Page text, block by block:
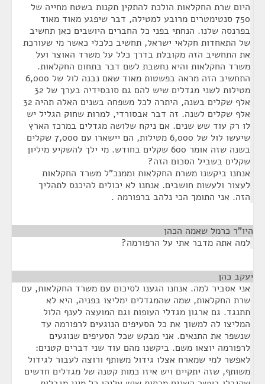
היום שרת החקלאות הולכת להתקין תקנות בשטח מחייה של
750 סנטימטרים מרובע למטילה, דבר שיפגע מאוד מאוד
בפרנסה שלנו. הנחתי בפני כל החברים היושבים כאן תחשיב
של התאחדות חקלאי ישראל, תחשיב כלכלי כאשר מי שעורכת
את התחשיב הזה מקובלת בדרך כלל על משרד האוצר ועל
משרד החקלאות והיא נחשבת לשם דבר בתחום החקלאות.
התחשיב הזה מראה בפשטות מאוד שאם נבנה לול של 6,000
מטילות לשני מגדלים שיש להם גם סובסידיה בערך של 32
אלף שקלים בשנה, היתרה לכל משפחה בשנים האלה תהיה 32
אלף שקלים לשנה. זה דבר אבסורדי, למרות שחוק הגליל יש
לו רק עוד שש שנים. אם ניקח שלושה מגדלים במרכז הארץ
שיעשו לול של 6,000 מטילות, הם יישארו עם 7,000 שקלים
בשנה שזה אומר 600 שקלים בחודש. מי ילך להשקיע מיליון
שקלים בשביל הסכום הזה?
אנחנו ביקשנו משרת החקלאות וממנכ"ל משרד החקלאות
לעצור ולעשות חושבים. אנחנו לא יכולים להיכנס לתהליך
הזה. אני התומך הכי נלהב ברפורמה .
היו"ר כרמל שאמה הכהן
למה אתה מדבר אתי על הרפורמה?
יעקב כהן
אני אסביר למה. אנחנו הגענו לסיכום עם משרד החקלאות, עם
שרת החקלאות, שמה שהמגדלים ימליצו בפניה, היא לא
תתנגד. גם ארגון מגדלי העופות וגם המועצה לענף הלול
המליצו לה למשוך את כל הסעיפים הנוגעים לרפורמה עד
שנשפר את התנאים. אני מבקש שכל הסעיפים שנוגעים
לרפורמה יוצאו משם. ביקשנו מהם עוד שני דברים קטנים:
לאפשר למי שמארח אצלו גידול משותף ורוצה לעבור לגידול
משותף, שזה יתקיים ויש איזו כמות קטנה של מגדלים חדשים